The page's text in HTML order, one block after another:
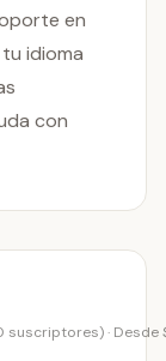
en
idioma
con
suscriptores) · Desde